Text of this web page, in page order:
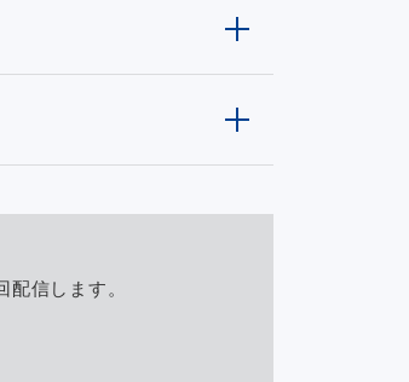
信します。